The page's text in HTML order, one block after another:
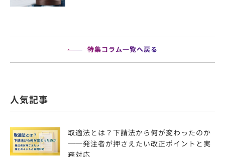
特集コラム一覧へ戻る
人気記事
取適法とは？下請法から何が変わったのか
──発注者が押さえたい改正ポイントと実
務対応